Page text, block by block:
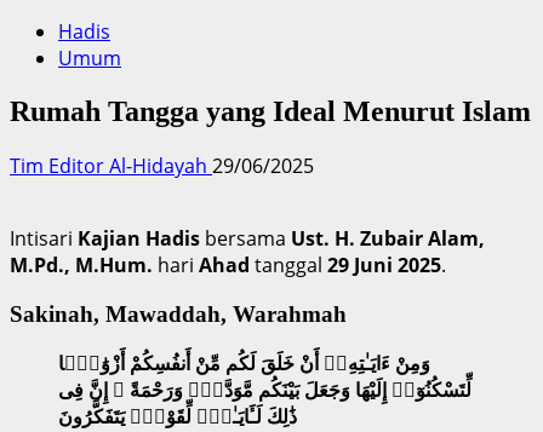
Hadis
Umum
Rumah Tangga yang Ideal Menurut Islam
Tim Editor Al-Hidayah 29/06/2025
Intisari Kajian Hadis bersama Ust. H. Zubair Alam,
M.Pd., M.Hum. hari Ahad tanggal 29 Juni 2025.
Sakinah, Mawaddah, Warahmah
وَمِنْ ءَايَـٰتِهِۦٓ أَنْ خَلَقَ لَكُم مِّنْ أَنفُسِكُمْ أَزْوَٰجًۭا
لِّتَسْكُنُوٓا۟ إِلَيْهَا وَجَعَلَ بَيْنَكُم مَّوَدَّةًۭ وَرَحْمَةً ۚ إِنَّ فِى
ذَٰلِكَ لَـَٔايَـٰتٍۢ لِّقَوْمٍۢ يَتَفَكَّرُونَ